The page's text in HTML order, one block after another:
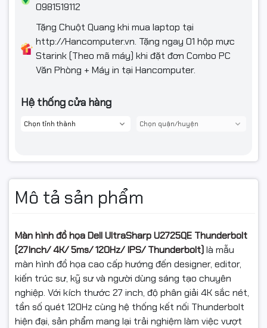
0981519112
Tặng Chuột Quang khi mua laptop tại
http://Hancomputer.vn. Tặng ngay 01 hộp mực
Starink (Theo mã máy) khi đặt đơn Combo PC
Văn Phòng + Máy in tại Hancomputer.
Hệ thống cửa hàng
Mô tả sản phẩm
Màn hình đồ họa Dell UltraSharp U2725QE Thunderbolt
(27Inch/ 4K/ 5ms/ 120Hz/ IPS/ Thunderbolt)là mẫu
màn hình đồ họa cao cấp hướng đến designer, editor,
kiến trúc sư, kỹ sư và người dùng sáng tạo chuyên
nghiệp. Với kích thước 27 inch, độ phân giải 4K sắc nét,
tần số quét 120Hz cùng hệ thống kết nối Thunderbolt
hiện đại, sản phẩm mang lại trải nghiệm làm việc vượt